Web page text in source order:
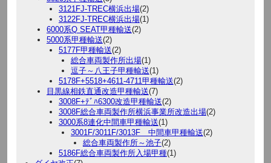
3121FJ-TREC横浜出場(2)
3122FJ-TREC横浜出場(1)
6000系Q SEAT甲種輸送(2)
5000系甲種輸送(2)
5177F甲種輸送(2)
総合車両製作所出場(1)
逗子～八王子甲種輸送(1)
5178F+5518+4611-4711甲種輸送(2)
目黒線相鉄直通改造甲種輸送(7)
3008F+ﾃﾞﾊ6300改造甲種輸送(2)
3008F総合車両製作所横浜事業所改造出場(2)
3000系8連化中間車甲種輸送(1)
3001F/3011F/3013F 中間車甲種輸送(2)
総合車両製作所～池子(2)
5186F総合車両製作所入場甲種(1)